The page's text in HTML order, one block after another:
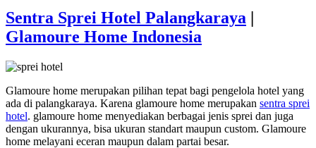
Sentra Sprei Hotel Palangkaraya |
Glamoure Home Indonesia
Glamoure home merupakan pilihan tepat bagi pengelola hotel yang
ada di palangkaraya. Karena glamoure home merupakan sentra sprei
hotel. glamoure home menyediakan berbagai jenis sprei dan juga
dengan ukurannya, bisa ukuran standart maupun custom. Glamoure
home melayani eceran maupun dalam partai besar.